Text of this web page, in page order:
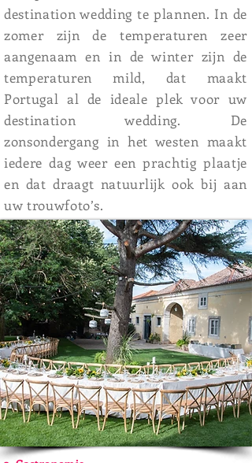
destination wedding te plannen. In de
zomer zijn de temperaturen zeer
aangenaam en in de winter zijn de
temperaturen mild, dat maakt
Portugal al de ideale plek voor uw
destination wedding. De
zonsondergang in het westen maakt
iedere dag weer een prachtig plaatje
en dat draagt natuurlijk ook bij aan
uw trouwfoto’s.